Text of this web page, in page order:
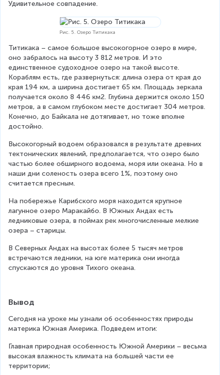
Удивительное совпадение.
Рис. 5. Озеро Титикака
Титикака – самое большое высокогорное озеро в мире,
оно забралось на высоту 3 812 метров. И это
единственное судоходное озеро на такой высоте.
Кораблям есть, где развернуться: длина озера от края до
края 194 км, а ширина достигает 65 км. Площадь зеркала
получается около 8 446 км2. Глубина держится около 150
метров, а в самом глубоком месте достигает 304 метров.
Конечно, до Байкала не дотягивает, но тоже вполне
достойно.
Высокогорный водоем образовался в результате древних
тектонических явлений, предполагается, что озеро было
частью более обширного водоема, моря или океана. Но в
наши дни соленость озера всего 1%, поэтому оно
считается пресным.
На побережье Карибского моря находится крупное
лагунное озеро Маракайбо. В Южных Андах есть
ледниковые озера, в поймах рек многочисленные мелкие
озера – старицы.
В Северных Андах на высотах более 5 тысяч метров
встречаются ледники, на юге материка они иногда
спускаются до уровня Тихого океана.
Вывод
Сегодня на уроке мы узнали об особенностях природы
материка Южная Америка. Подведем итоги:
Главная природная особенность Южной Америки – весьма
высокая влажность климата на большей части ее
территории;